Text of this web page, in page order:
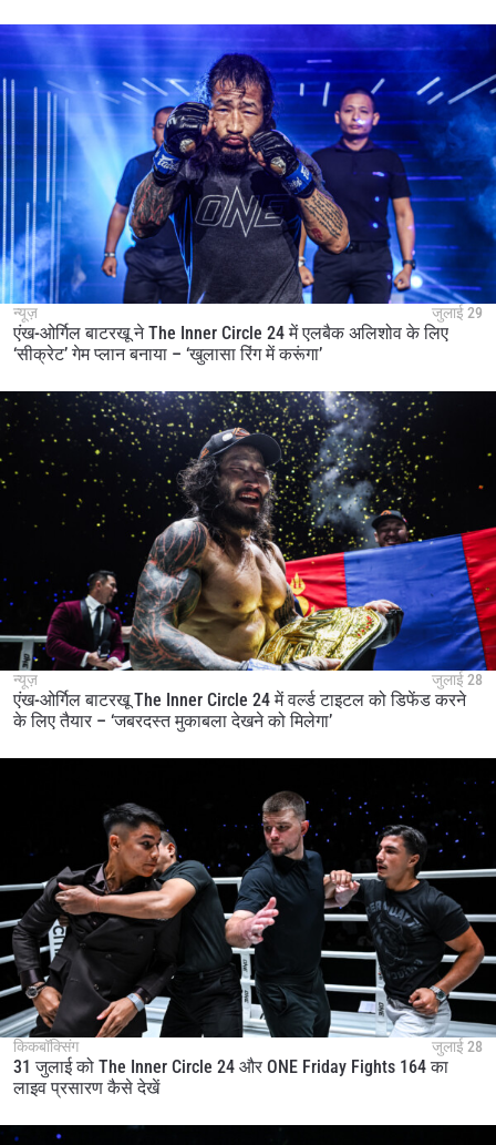
न्यूज़ जुलाई 29
एंख-ओर्गिल बाटरखू ने The Inner Circle 24 में एलबैक अलिशोव के लिए
‘सीक्रेट’ गेम प्लान बनाया – ‘खुलासा रिंग में करूंगा’
न्यूज़ जुलाई 28
एंख-ओर्गिल बाटरखू The Inner Circle 24 में वर्ल्ड टाइटल को डिफेंड करने
के लिए तैयार – ‘जबरदस्त मुकाबला देखने को मिलेगा’
किकबॉक्सिंग जुलाई 28
31 जुलाई को The Inner Circle 24 और ONE Friday Fights 164 का
लाइव प्रसारण कैसे देखें